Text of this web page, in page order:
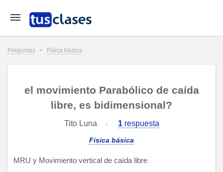
Preguntas > Física básica
el movimiento Parabólico de caída
libre, es bidimensional?
Tito Luna 1respuesta
Física básica
MRU y Movimiento vertical de caída libre